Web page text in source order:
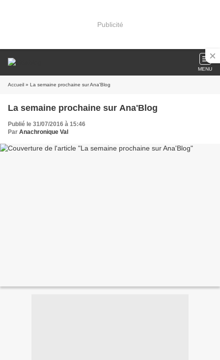
Publicité
MENU
Accueil » La semaine prochaine sur Ana'Blog
La semaine prochaine sur Ana'Blog
Publié le 31/07/2016 à 15:46
Par Anachronique Val